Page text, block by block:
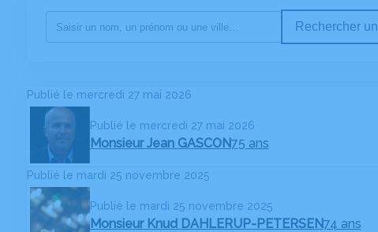
Rechercher
Publié le mercredi 27 mai 2026
Publié le mercredi 27 mai 2026
Monsieur Jean GASCON75 ans
Publié le mardi 25 novembre 2025
Publié le mardi 25 novembre 2025
Monsieur Knud DAHLERUP-PETERSEN74 ans